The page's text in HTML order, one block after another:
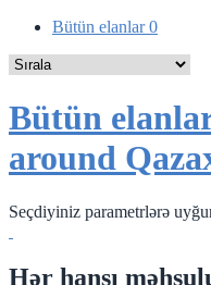
Bütün elanlar0
Bütün
around
Seçdiyiniz parametrlərə
Hər hansı